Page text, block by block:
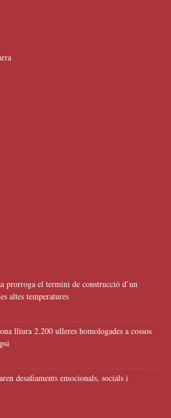
prorroga el termini de construcció d’un
altes temperatures
lliura 2.200 ulleres homologades a cossos
desafiaments emocionals, socials i